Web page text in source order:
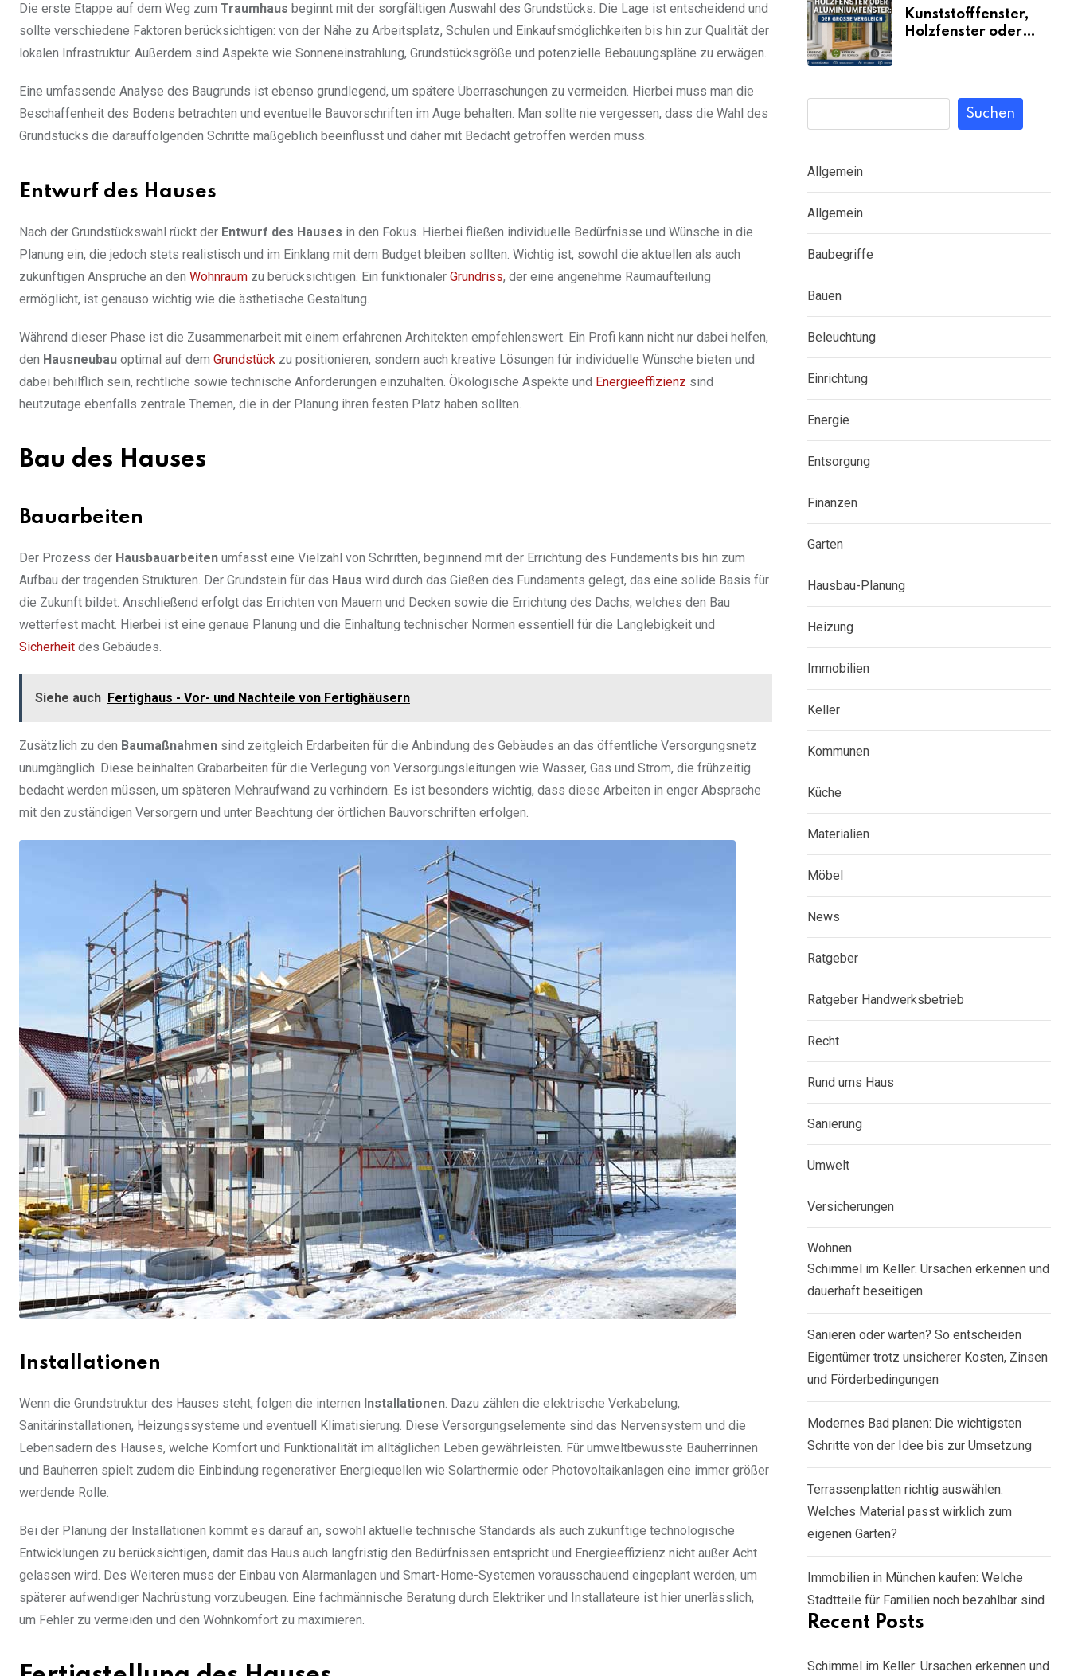
Die erste Etappe auf dem Weg zum Traumhaus beginnt mit der sorgfältigen Auswahl des Grundstücks. Die Lage ist entscheidend und
sollte verschiedene Faktoren berücksichtigen: von der Nähe zu Arbeitsplatz, Schulen und Einkaufsmöglichkeiten bis hin zur Qualität der
lokalen Infrastruktur. Außerdem sind Aspekte wie Sonneneinstrahlung, Grundstücksgröße und potenzielle Bebauungspläne zu erwägen.
Eine umfassende Analyse des Baugrunds ist ebenso grundlegend, um spätere Überraschungen zu vermeiden. Hierbei muss man die
Beschaffenheit des Bodens betrachten und eventuelle Bauvorschriften im Auge behalten. Man sollte nie vergessen, dass die Wahl des
Grundstücks die darauffolgenden Schritte maßgeblich beeinflusst und daher mit Bedacht getroffen werden muss.
Entwurf des Hauses
Nach der Grundstückswahl rückt der Entwurf des Hauses in den Fokus. Hierbei fließen individuelle Bedürfnisse und Wünsche in die
Planung ein, die jedoch stets realistisch und im Einklang mit dem Budget bleiben sollten. Wichtig ist, sowohl die aktuellen als auch
zukünftigen Ansprüche an den Wohnraum zu berücksichtigen. Ein funktionaler Grundriss, der eine angenehme Raumaufteilung
ermöglicht, ist genauso wichtig wie die ästhetische Gestaltung.
Während dieser Phase ist die Zusammenarbeit mit einem erfahrenen Architekten empfehlenswert. Ein Profi kann nicht nur dabei helfen,
den Hausneubau optimal auf dem Grundstück zu positionieren, sondern auch kreative Lösungen für individuelle Wünsche bieten und
dabei behilflich sein, rechtliche sowie technische Anforderungen einzuhalten. Ökologische Aspekte und Energieeffizienz sind
heutzutage ebenfalls zentrale Themen, die in der Planung ihren festen Platz haben sollten.
Bau des Hauses
Bauarbeiten
Der Prozess der Hausbauarbeiten umfasst eine Vielzahl von Schritten, beginnend mit der Errichtung des Fundaments bis hin zum
Aufbau der tragenden Strukturen. Der Grundstein für das Haus wird durch das Gießen des Fundaments gelegt, das eine solide Basis für
die Zukunft bildet. Anschließend erfolgt das Errichten von Mauern und Decken sowie die Errichtung des Dachs, welches den Bau
wetterfest macht. Hierbei ist eine genaue Planung und die Einhaltung technischer Normen essentiell für die Langlebigkeit und
Sicherheit des Gebäudes.
Siehe auch Fertighaus - Vor- und Nachteile von Fertighäusern
Zusätzlich zu den Baumaßnahmen sind zeitgleich Erdarbeiten für die Anbindung des Gebäudes an das öffentliche Versorgungsnetz
unumgänglich. Diese beinhalten Grabarbeiten für die Verlegung von Versorgungsleitungen wie Wasser, Gas und Strom, die frühzeitig
bedacht werden müssen, um späteren Mehraufwand zu verhindern. Es ist besonders wichtig, dass diese Arbeiten in enger Absprache
mit den zuständigen Versorgern und unter Beachtung der örtlichen Bauvorschriften erfolgen.
Installationen
Wenn die Grundstruktur des Hauses steht, folgen die internen Installationen. Dazu zählen die elektrische Verkabelung,
Sanitärinstallationen, Heizungssysteme und eventuell Klimatisierung. Diese Versorgungselemente sind das Nervensystem und die
Lebensadern des Hauses, welche Komfort und Funktionalität im alltäglichen Leben gewährleisten. Für umweltbewusste Bauherrinnen
und Bauherren spielt zudem die Einbindung regenerativer Energiequellen wie Solarthermie oder Photovoltaikanlagen eine immer größer
werdende Rolle.
Bei der Planung der Installationen kommt es darauf an, sowohl aktuelle technische Standards als auch zukünftige technologische
Entwicklungen zu berücksichtigen, damit das Haus auch langfristig den Bedürfnissen entspricht und Energieeffizienz nicht außer Acht
gelassen wird. Des Weiteren muss der Einbau von Alarmanlagen und Smart-Home-Systemen vorausschauend eingeplant werden, um
späterer aufwendiger Nachrüstung vorzubeugen. Eine fachmännische Beratung durch Elektriker und Installateure ist hier unerlässlich,
um Fehler zu vermeiden und den Wohnkomfort zu maximieren.
Kunststofffenster,
Holzfenster oder
Suchen
Allgemein
Allgemein
Baubegriffe
Bauen
Beleuchtung
Einrichtung
Energie
Entsorgung
Finanzen
Garten
Hausbau-Planung
Heizung
Immobilien
Keller
Kommunen
Küche
Materialien
Möbel
News
Ratgeber
Ratgeber Handwerksbetrieb
Recht
Rund ums Haus
Sanierung
Umwelt
Versicherungen
Wohnen
Schimmel im Keller: Ursachen erkennen und
dauerhaft beseitigen
Sanieren oder warten? So entscheiden
Eigentümer trotz unsicherer Kosten, Zinsen
und Förderbedingungen
Modernes Bad planen: Die wichtigsten
Schritte von der Idee bis zur Umsetzung
Terrassenplatten richtig auswählen:
Welches Material passt wirklich zum
eigenen Garten?
Immobilien in München kaufen: Welche
Stadtteile für Familien noch bezahlbar sind
Recent Posts
Schimmel im Keller: Ursachen erkennen und